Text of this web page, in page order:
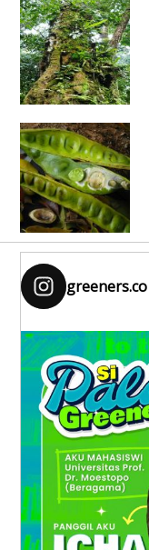
greeners.co